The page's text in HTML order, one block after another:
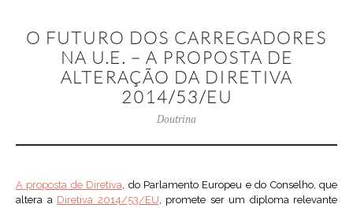
O FUTURO DOS CARREGADORES
NA U.E. – A PROPOSTA DE
ALTERAÇÃO DA DIRETIVA
2014/53/EU
Doutrina
A proposta de Diretiva, do Parlamento Europeu e do Conselho, que
altera a Diretiva 2014/53/EU, promete ser um diploma relevante